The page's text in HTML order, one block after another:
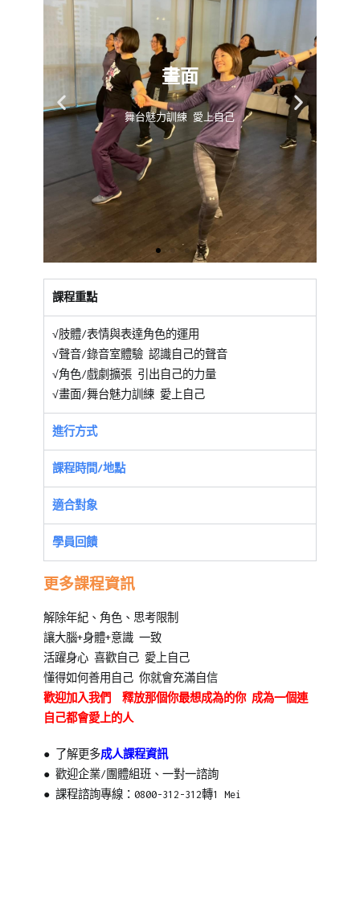
課程重點
√肢體/表情與表達角色的運用
√聲音/錄音室體驗 認識自己的聲音
√角色/戲劇擴張 引出自己的力量
√畫面/舞台魅力訓練 愛上自己
進行方式
課程時間/地點
適合對象
學員回饋
更多課程資訊
解除年紀、角色、思考限制
讓大腦+身體+意識 一致
活躍身心 喜歡自己 愛上自己
懂得如何善用自己 你就會充滿自信
歡迎加入我們 釋放那個你最想成為的你 成為一個連
自己都會愛上的人
● 了解更多成人課程資訊
● 歡迎企業/團體組班、一對一諮詢
● 課程諮詢專線：0800-312-312轉1 Mei